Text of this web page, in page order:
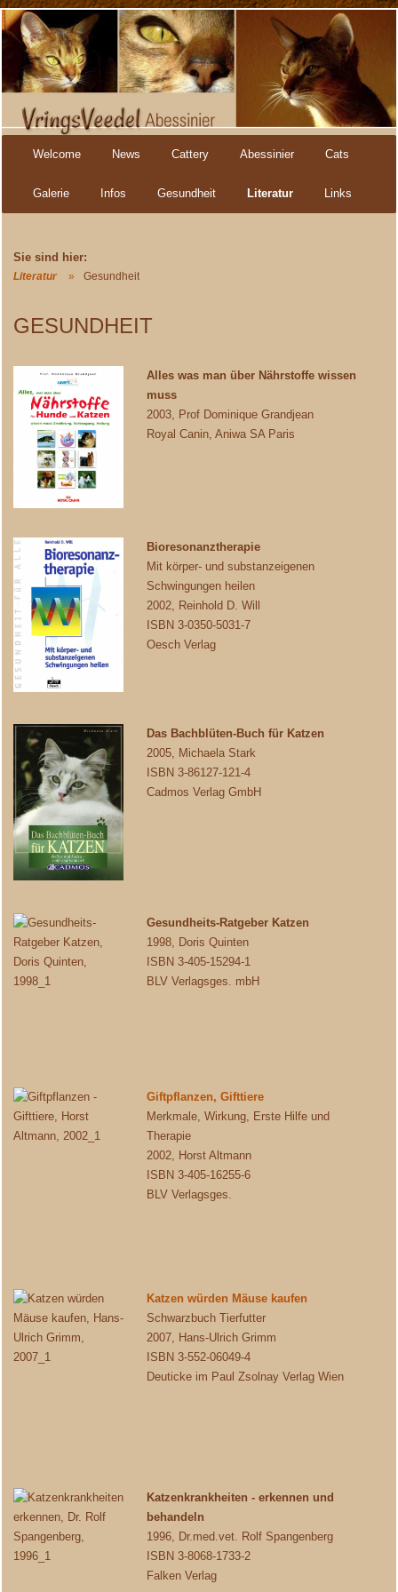
Navigation
überspringen
Welcome News Cattery Abessinier Cats
Galerie Infos Gesundheit Literatur Links
Literatur Gesundheit
GESUNDHEIT
Alles was man über Nährstoffe wissen
muss
2003, Prof Dominique Grandjean
Royal Canin, Aniwa SA Paris
Bioresonanztherapie
Mit körper- und substanzeigenen
Schwingungen heilen
2002, Reinhold D. Will
ISBN 3-0350-5031-7
Oesch Verlag
Das Bachblüten-Buch für Katzen
2005, Michaela Stark
ISBN 3-86127-121-4
Cadmos Verlag GmbH
Gesundheits-Ratgeber Katzen
1998, Doris Quinten
ISBN 3-405-15294-1
BLV Verlagsges. mbH
Giftpflanzen, Gifttiere
Merkmale, Wirkung, Erste Hilfe und
Therapie
2002, Horst Altmann
ISBN 3-405-16255-6
BLV Verlagsges.
Katzen würden Mäuse kaufen
Schwarzbuch Tierfutter
2007, Hans-Ulrich Grimm
ISBN 3-552-06049-4
Deuticke im Paul Zsolnay Verlag Wien
Katzenkrankheiten - erkennen und
behandeln
1996, Dr.med.vet. Rolf Spangenberg
ISBN 3-8068-1733-2
Falken Verlag